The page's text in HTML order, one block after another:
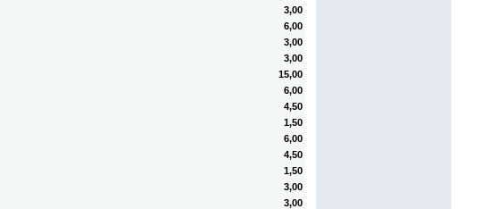
3,00
6,00
3,00
3,00
15,00
6,00
4,50
1,50
6,00
4,50
1,50
3,00
3,00